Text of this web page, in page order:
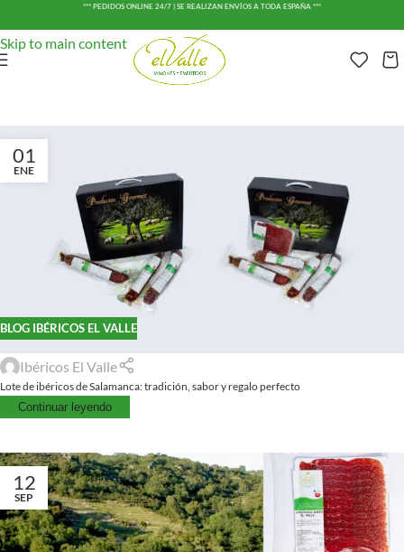
Skip to main content
*** PEDIDOS ONLINE 24/7 | SE REALIZAN ENVÍOS A TODA ESPAÑA ***
01
ENE
BLOG IBÉRICOS EL VALLE
Ibéricos El Valle
Lote de ibéricos de Salamanca: tradición, sabor y regalo perfecto
Continuar leyendo
12
SEP